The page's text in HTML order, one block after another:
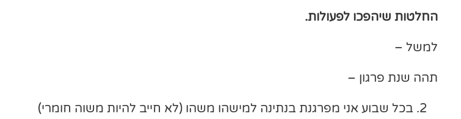
החלטות שיהפכו לפעולות.
למשל –
תהה שנת פרגון –
בכל שבוע אני מפרגנת בנתינה למישהו משהו (לא חייב להיות משוה חומרי)